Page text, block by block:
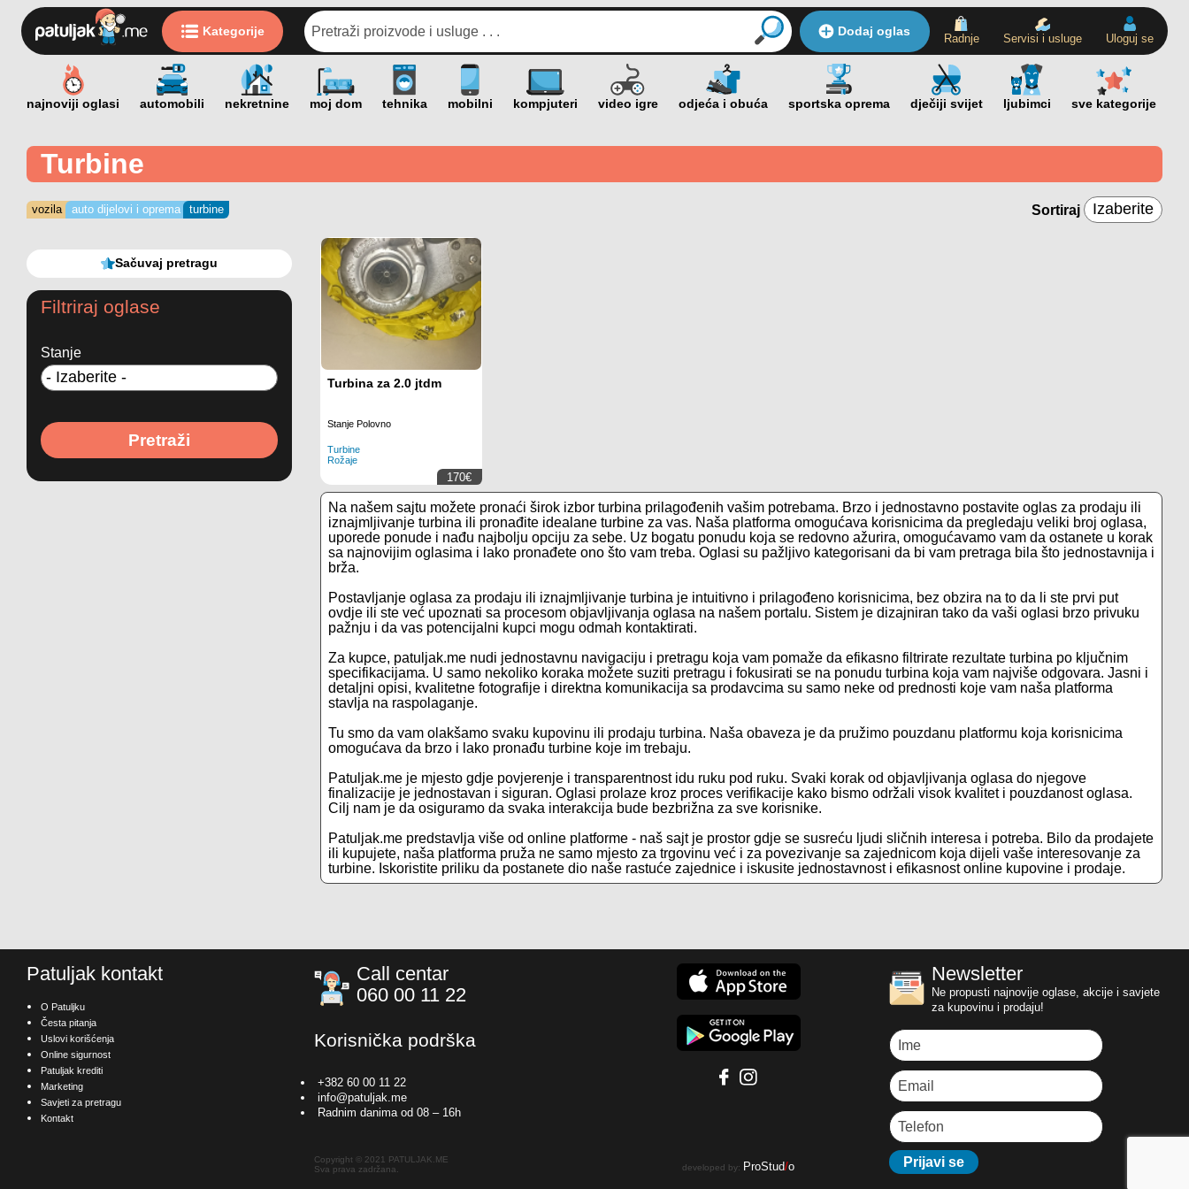
Kategorije Dodaj oglas
Radnje Servisi i usluge Uloguj se
Turbine
vozila auto dijelovi i oprema turbine Sortiraj
Sačuvaj pretragu
Filtriraj oglase
Stanje
Pretraži
Turbina za 2.0 jtdm
Stanje Polovno
Turbine
Rožaje
170€
Na našem sajtu možete pronaći širok izbor turbina prilagođenih vašim potrebama. Brzo i jednostavno postavite oglas za prodaju ili
iznajmljivanje turbina ili pronađite idealane turbine za vas. Naša platforma omogućava korisnicima da pregledaju veliki broj oglasa,
uporede ponude i nađu najbolju opciju za sebe. Uz bogatu ponudu koja se redovno ažurira, omogućavamo vam da ostanete u korak
sa najnovijim oglasima i lako pronađete ono što vam treba. Oglasi su pažljivo kategorisani da bi vam pretraga bila što jednostavnija i
brža.
Postavljanje oglasa za prodaju ili iznajmljivanje turbina je intuitivno i prilagođeno korisnicima, bez obzira na to da li ste prvi put
ovdje ili ste već upoznati sa procesom objavljivanja oglasa na našem portalu. Sistem je dizajniran tako da vaši oglasi brzo privuku
pažnju i da vas potencijalni kupci mogu odmah kontaktirati.
Za kupce, patuljak.me nudi jednostavnu navigaciju i pretragu koja vam pomaže da efikasno filtrirate rezultate turbina po ključnim
specifikacijama. U samo nekoliko koraka možete suziti pretragu i fokusirati se na ponudu turbina koja vam najviše odgovara. Jasni i
detaljni opisi, kvalitetne fotografije i direktna komunikacija sa prodavcima su samo neke od prednosti koje vam naša platforma
stavlja na raspolaganje.
Tu smo da vam olakšamo svaku kupovinu ili prodaju turbina. Naša obaveza je da pružimo pouzdanu platformu koja korisnicima
omogućava da brzo i lako pronađu turbine koje im trebaju.
Patuljak.me je mjesto gdje povjerenje i transparentnost idu ruku pod ruku. Svaki korak od objavljivanja oglasa do njegove
finalizacije je jednostavan i siguran. Oglasi prolaze kroz proces verifikacije kako bismo održali visok kvalitet i pouzdanost oglasa.
Cilj nam je da osiguramo da svaka interakcija bude bezbrižna za sve korisnike.
Patuljak.me predstavlja više od online platforme - naš sajt je prostor gdje se susreću ljudi sličnih interesa i potreba. Bilo da prodajete
ili kupujete, naša platforma pruža ne samo mjesto za trgovinu već i za povezivanje sa zajednicom koja dijeli vaše interesovanje za
turbine. Iskoristite priliku da postanete dio naše rastuće zajednice i iskusite jednostavnost i efikasnost online kupovine i prodaje.
Patuljak kontakt
O Patuljku
Česta pitanja
Uslovi korišćenja
Online sigurnost
Patuljak krediti
Marketing
Savjeti za pretragu
Kontakt
Call centar
060 00 11 22
Korisnička podrška
+382 60 00 11 22
info@patuljak.me
Radnim danima od 08 – 16h
Copyright © 2021 PATULJAK.ME
Sva prava zadržana.
developed by: ProStud/o
Newsletter
Ne propusti najnovije oglase, akcije i savjete
za kupovinu i prodaju!